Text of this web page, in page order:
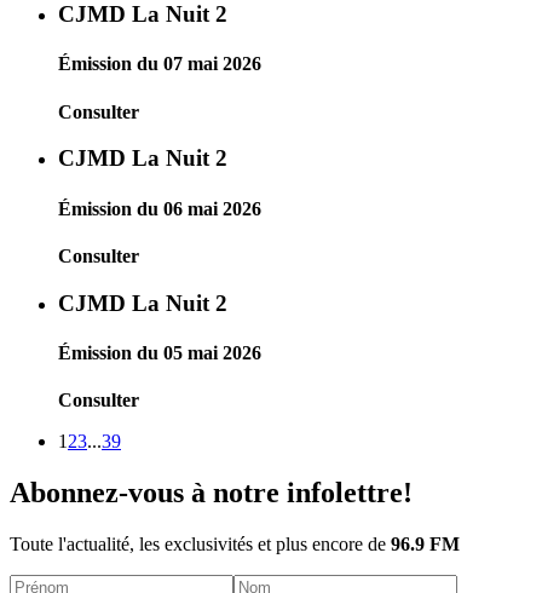
CJMD La Nuit 2
Émission du 07 mai 2026
Consulter
CJMD La Nuit 2
Émission du 06 mai 2026
Consulter
CJMD La Nuit 2
Émission du 05 mai 2026
Consulter
1 23...39
Abonnez-vous à notre infolettre!
Toute l'actualité, les exclusivités et plus encore de 96.9 FM